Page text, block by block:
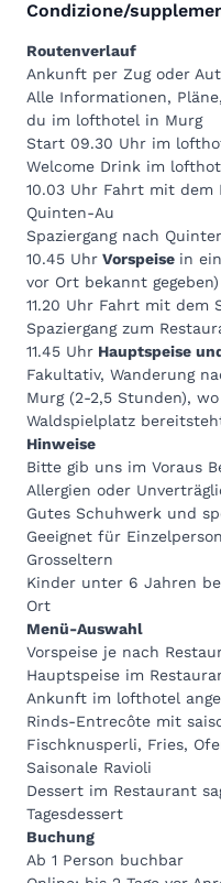
Condizione/
Routenverlauf
Ankunft per Zug oder
Alle Informationen,
du im lofthotel in Murg
Start 09.30 Uhr im
Welcome Drink im
10.03 Uhr Fahrt mit dem
Quinten-Au
Spaziergang nach
10.45 Uhr Vorspeise in
vor Ort bekannt gegeben)
11.20 Uhr Fahrt mit dem
Spaziergang zum
11.45 Uhr Hauptspeise
Fakultativ, Wanderung
Murg (2-2,5 Stunden),
Waldspielplatz
Hinweise
Bitte gib uns im Voraus
Allergien oder
Gutes Schuhwerk und
Geeignet für
Grosseltern
Kinder unter 6 Jahren
Ort
Menü-Auswahl
Vorspeise je nach
Hauptspeise im
Ankunft im lofthotel
Rinds-Entrecôte mit
Fischknusperli, Fries,
Saisonale Ravioli
Dessert im Restaurant
Tagesdessert
Buchung
Ab 1 Person buchbar